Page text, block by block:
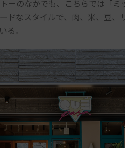
ーのなかでも、こちらでは「
ドなスタイルで、肉、米、豆、
る。